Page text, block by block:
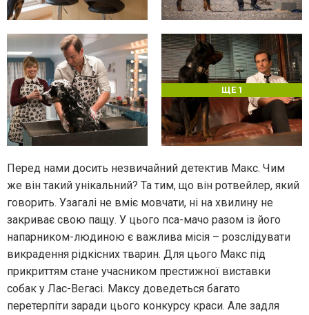
ЩЕ 1
Перед нами досить незвичайний детектив Макс. Чим
же він такий унікальний? Та тим, що він ротвейлер, який
говорить. Узагалі не вміє мовчати, ні на хвилину не
закриває свою пащу. У цього пса-мачо разом із його
напарником-людиною є важлива місія – розслідувати
викрадення рідкісних тварин. Для цього Макс під
прикриттям стане учасником престижної виставки
собак у Лас-Вегасі. Максу доведеться багато
перетерпіти заради цього конкурсу краси. Але задля